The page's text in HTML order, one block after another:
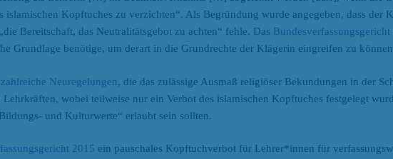
islamischen Kopftuches zu verzichten“. Als Begründung wurde angegeben, dass der
Bereitschaft, das Neutralitätsgebot zu achten“ fehle. Das Bundesverfassungsgericht
Grundlage benötige, um derart in die Grundrechte der Klägerin eingreifen zu
zahlreiche Neuregelungen, die das zulässige Ausmaß religiöser Bekundungen in der
wobei teilweise nur ein Verbot des islamischen Kopftuches festgelegt
und Kulturwerte“ erlaubt sein sollten.
2015 ein pauschales Kopftuchverbot für Lehrer*innen für